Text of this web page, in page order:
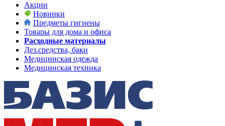
Акции
Новинки
Предметы гигиены
Товары для дома и офиса
Расходные материалы
Дез.средства, баки
Медицинская одежда
Медицинская техника